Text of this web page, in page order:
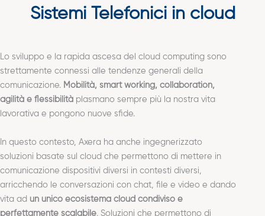
Sistemi Telefonici in cloud
Lo sviluppo e la rapida ascesa del cloud computing sono
strettamente connessi alle tendenze generali della
comunicazione. Mobilità, smart working, collaboration,
agilità e flessibilità plasmano sempre più la nostra vita
lavorativa e pongono nuove sfide.
In questo contesto, Axera ha anche ingegnerizzato
soluzioni basate sul cloud che permettono di mettere in
comunicazione dispositivi diversi in contesti diversi,
arricchendo le conversazioni con chat, file e video e dando
vita ad un unico ecosistema cloud condiviso e
perfettamente scalabile. Soluzioni che permettono di